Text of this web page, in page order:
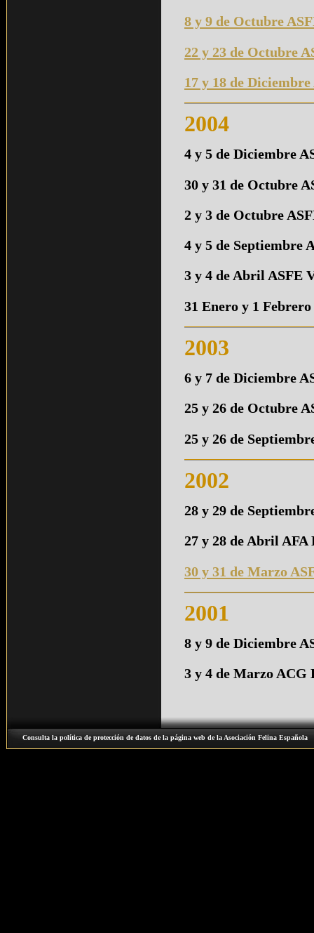
8 y 9 de Octubre
22 y 23 de Octubre
17 y 18 de
2004
4 y 5 de Diciembre
30 y 31 de Octubre
2 y 3 de Octubre
4 y 5 de Septiembre
3 y 4 de Abril ASFE
31 Enero y 1
2003
6 y 7 de Diciembre
25 y 26 de Octubre
25 y 26 de
2002
28 y 29 de
27 y 28 de Abril AFA
30 y 31 de Marzo
2001
8 y 9 de Diciembre
3 y 4 de Marzo
Consulta la política de protección de datos de la página web de la Asociación Felina Española